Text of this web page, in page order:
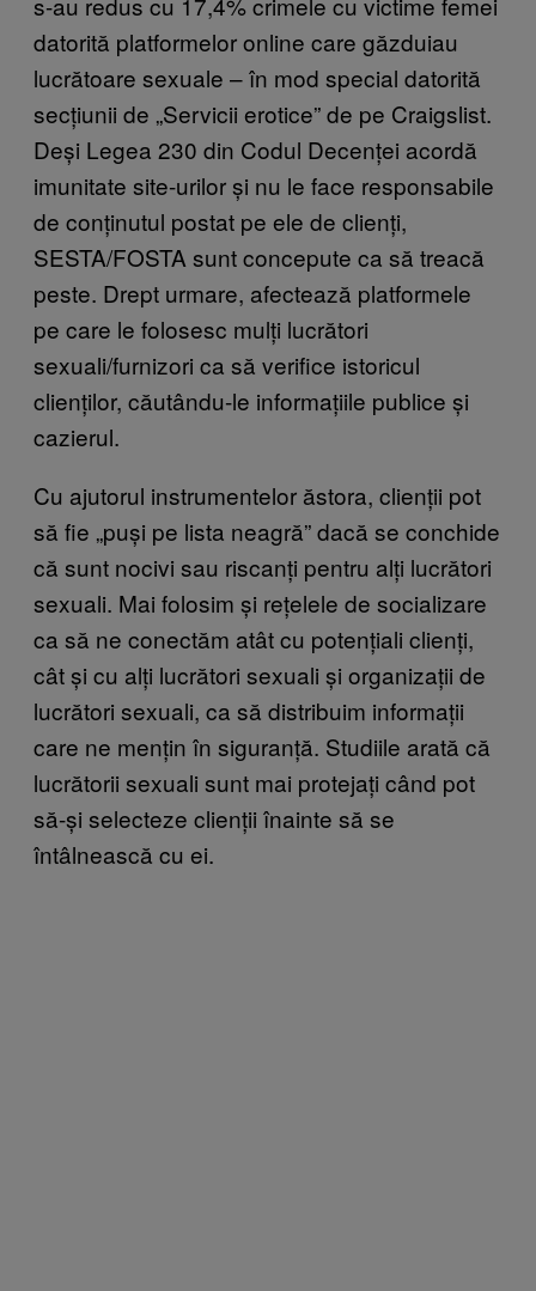
datorită platformelor online care găzduiau
lucrătoare sexuale – în mod special datorită
secțiunii de „Servicii erotice” de pe Craigslist.
Deși Legea 230 din Codul Decenței acordă
imunitate site-urilor și nu le face responsabile
de conținutul postat pe ele de clienți,
SESTA/FOSTA sunt concepute ca să treacă
peste. Drept urmare, afectează platformele
pe care le folosesc mulți lucrători
sexuali/furnizori ca să verifice istoricul
clienților, căutându-le informațiile publice și
cazierul.
Cu ajutorul instrumentelor ăstora, clienții pot
să fie „puși pe lista neagră” dacă se conchide
că sunt nocivi sau riscanți pentru alți lucrători
sexuali. Mai folosim și rețelele de socializare
ca să ne conectăm atât cu potențiali clienți,
cât și cu alți lucrători sexuali și organizații de
lucrători sexuali, ca să distribuim informații
care ne mențin în siguranță. Studiile arată că
lucrătorii sexuali sunt mai protejați când pot
să-și selecteze clienții înainte să se
întâlnească cu ei.